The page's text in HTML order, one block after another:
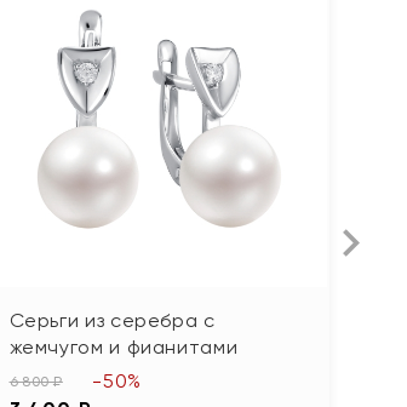
Серьги из серебра с
жемчугом и фианитами
6 800 ₽ -50%